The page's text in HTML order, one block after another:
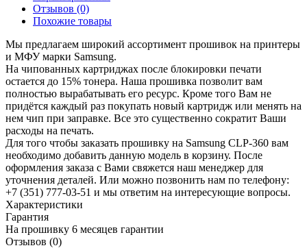
Отзывов (0)
Похожие товары
Мы предлагаем широкий ассортимент прошивок на принтеры
и МФУ марки Samsung.
На чипованных картриджах после блокировки печати
остается до 15% тонера. Наша прошивка позволит вам
полностью вырабатывать его ресурс. Кроме того Вам не
придётся каждый раз покупать новый картридж или менять на
нем чип при заправке. Все это существенно сократит Ваши
расходы на печать.
Для того чтобы заказать прошивку на Samsung CLP-360 вам
необходимо добавить данную модель в корзину. После
оформления заказа с Вами свяжется наш менеджер для
уточнения деталей. Или можно позвонить нам по телефону:
+7 (351) 777-03-51 и мы ответим на интересующие вопросы.
Характеристики
Гарантия
На прошивку 6 месяцев гарантии
Отзывов (0)